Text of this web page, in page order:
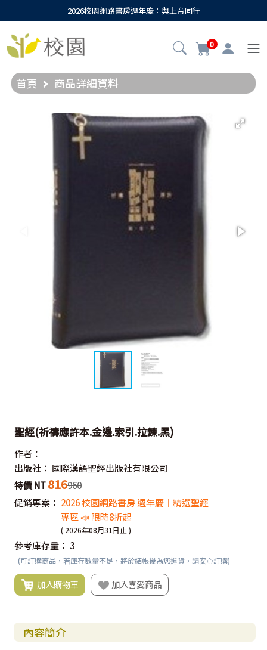
2026校園網路書房週年慶：與上帝同行
0
首頁 商品詳細資料
聖經(祈禱應許本.金邊.索引.拉鍊.黑)
作者：
出版社： 國際漢語聖經出版社有限公司
特價 NT 816960
促銷專案： 2026 校園網路書房 週年慶｜精選聖經
專區 📣 限時8折起
( 2026年08月31日止 )
參考庫存量： 3
(可訂購商品，若庫存數量不足，將於結帳後為您進貨，請安心訂購)
加入購物車 加入喜愛商品
內容簡介